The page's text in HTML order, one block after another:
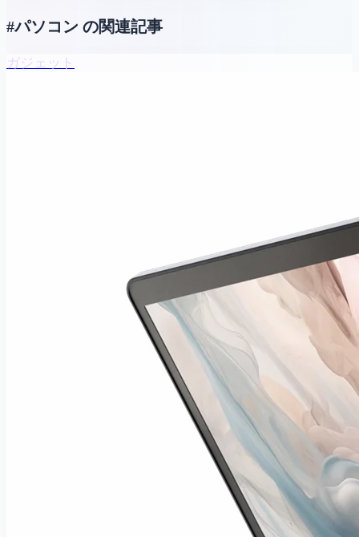
#パソコン の関連記事
ガジェット